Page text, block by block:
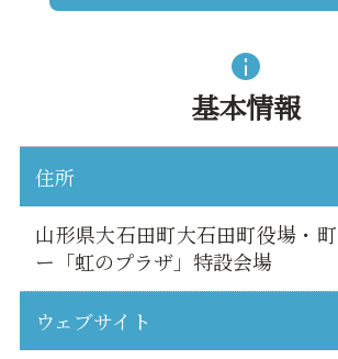
基本情報
住所
山形県大石田町大石田町役場・
ー「虹のプラザ」特設会場
ウェブサイト